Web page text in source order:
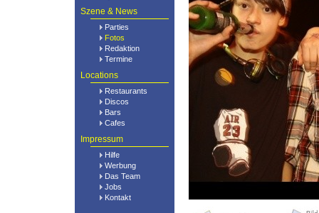
Szene & News
Parties
Fotos
Redaktion
Termine
Locations
Restaurants
Discos
Bars
Cafes
Impressum
Hilfe
Werbung
Das Team
Jobs
Kontakt